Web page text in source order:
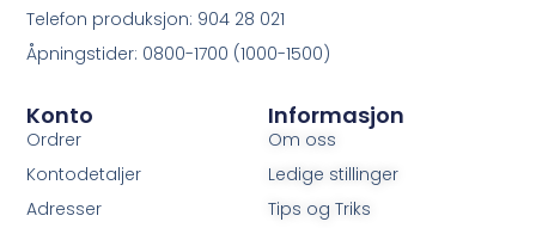
Informasjon
Om oss
Ledige stillinger
Tips og Triks
Konto
Ordrer
Kontodetaljer
Adresser
Telefon produksjon: 904 28 021
Åpningstider: 0800-1700 (1000-1500)